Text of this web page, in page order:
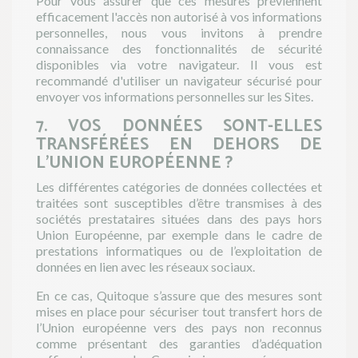
efficacement l'accès non autorisé à vos informations
personnelles, nous vous invitons à prendre
connaissance des fonctionnalités de sécurité
disponibles via votre navigateur. Il vous est
recommandé d'utiliser un navigateur sécurisé pour
envoyer vos informations personnelles sur les Sites.
7. VOS DONNÉES SONT-ELLES
TRANSFÉRÉES EN DEHORS DE
L’UNION EUROPÉENNE ?
Les différentes catégories de données collectées et
traitées sont susceptibles d’être transmises à des
sociétés prestataires situées dans des pays hors
Union Européenne, par exemple dans le cadre de
prestations informatiques ou de l’exploitation de
données en lien avec les réseaux sociaux.
En ce cas, Quitoque s’assure que des mesures sont
mises en place pour sécuriser tout transfert hors de
l’Union européenne vers des pays non reconnus
comme présentant des garanties d’adéquation